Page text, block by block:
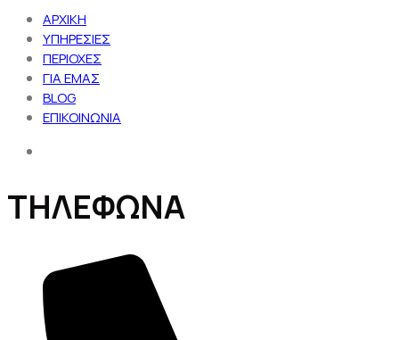
ΑΡΧΙΚΗ
ΥΠΗΡΕΣΙΕΣ
ΠΕΡΙΟΧΕΣ
ΓΙΑ ΕΜΑΣ
BLOG
ΕΠΙΚΟΙΝΩΝΙΑ
ΤΗΛΕΦΩΝΑ